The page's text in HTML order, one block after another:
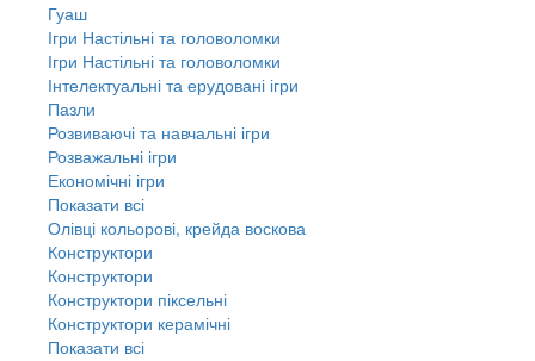
Гуаш
Ігри Настільні та головоломки
Ігри Настільні та головоломки
Інтелектуальні та ерудовані ігри
Пазли
Розвиваючі та навчальні ігри
Розважальні ігри
Економічні ігри
Показати всі
Олівці кольорові, крейда воскова
Конструктори
Конструктори
Конструктори піксельні
Конструктори керамічні
Показати всі